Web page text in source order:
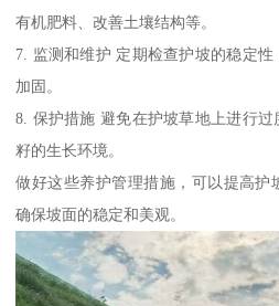
有机肥料、改善土壤结构等。
7. 监测和维护 定期检查护坡的稳定
加固。
8. 保护措施 避免在护坡草地上进行
籽的生长环境。
做好这些养护管理措施，可以提高护
确保坡面的稳定和美观。